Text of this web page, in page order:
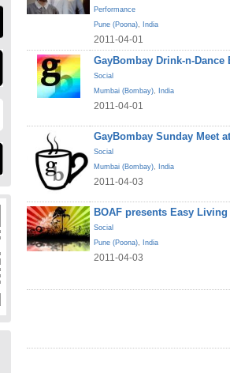
Performance
Pune (Poona), India
2011-04-01
GayBombay Drink-n-Dance
Social
Mumbai (Bombay), India
2011-04-01
GayBombay Sunday Meet
Social
Mumbai (Bombay), India
2011-04-03
BOAF presents Easy
Social
Pune (Poona), India
2011-04-03